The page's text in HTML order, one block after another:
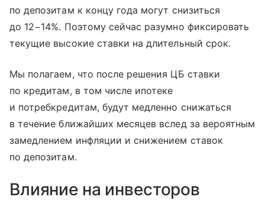
по депозитам к концу года могут снизиться
до 12−14%. Поэтому сейчас разумно фиксировать
текущие высокие ставки на длительный срок.
Мы полагаем, что после решения ЦБ ставки
по кредитам, в том числе ипотеке
и потребкредитам, будут медленно снижаться
в течение ближайших месяцев вслед за вероятным
замедлением инфляции и снижением ставок
по депозитам.
Влияние на инвесторов